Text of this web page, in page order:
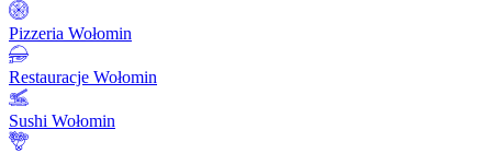
Pizzeria Wołomin
Restauracje Wołomin
Sushi Wołomin